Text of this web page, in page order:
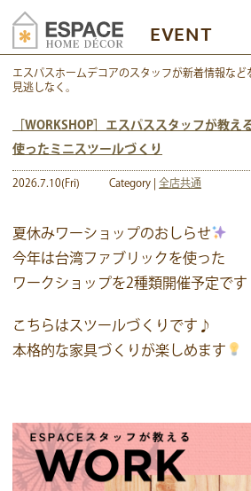
EVENT
エスパスホームデコアのスタッフが新着情報など
見逃しなく。
［WORKSHOP］エスパススタッフが教え
使ったミニスツールづくり
2026.7.10(Fri) Category |全店共通
夏休みワーショップのおしらせ
今年は台湾ファブリックを使った
ワークショップを2種類開催予定です
こちらはスツールづくりです♪
本格的な家具づくりが楽しめます